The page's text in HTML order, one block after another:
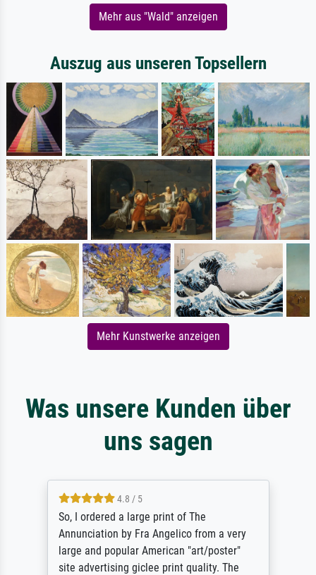
Mehr aus "Wald" anzeigen
Auszug aus unseren Topsellern
Mehr Kunstwerke anzeigen
Was unsere Kunden über
uns sagen
4.8 / 5
So, I ordered a large print of The
Annunciation by Fra Angelico from a very
large and popular American "art/poster"
site advertising giclee print quality. The